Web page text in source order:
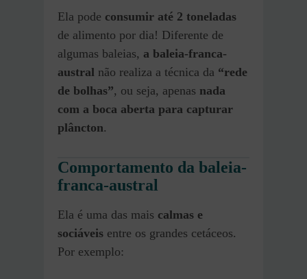
Ela pode consumir até 2 toneladas
de alimento por dia! Diferente de
algumas baleias, a baleia-franca-
austral não realiza a técnica da “rede
de bolhas”, ou seja, apenas nada
com a boca aberta para capturar
plâncton.
Comportamento da baleia-
franca-austral
Ela é uma das mais calmas e
sociáveis entre os grandes cetáceos.
Por exemplo: